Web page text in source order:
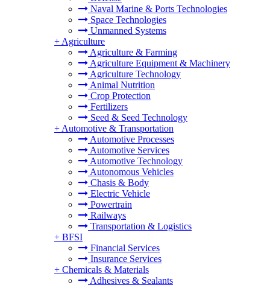
Naval Marine & Ports Technologies
Space Technologies
Unmanned Systems
+ Agriculture
Agriculture & Farming
Agriculture Equipment & Machinery
Agriculture Technology
Animal Nutrition
Crop Protection
Fertilizers
Seed & Seed Technology
+ Automotive & Transportation
Automotive Processes
Automotive Services
Automotive Technology
Autonomous Vehicles
Chasis & Body
Electric Vehicle
Powertrain
Railways
Transportation & Logistics
+ BFSI
Financial Services
Insurance Services
+ Chemicals & Materials
Adhesives & Sealants